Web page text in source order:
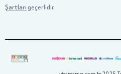
Şartları geçerlidir.